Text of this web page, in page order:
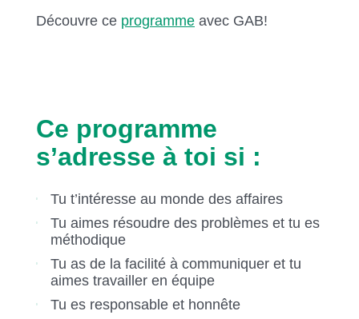
Découvre ce programme avec GAB!
Ce programme
s’adresse à toi si :
Tu t’intéresse au monde des affaires
Tu aimes résoudre des problèmes et tu es
méthodique
Tu as de la facilité à communiquer et tu
aimes travailler en équipe
Tu es responsable et honnête